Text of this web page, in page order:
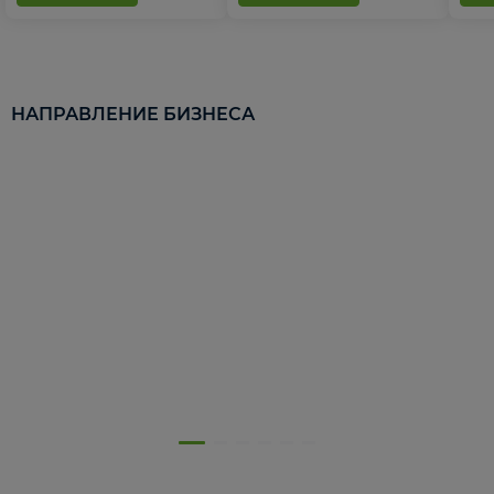
НАПРАВЛЕНИЕ БИЗНЕСА